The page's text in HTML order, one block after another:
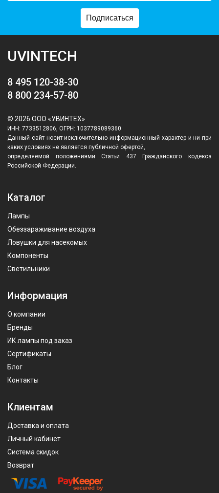
Подписаться
UVINTECH
8 495 120-38-30
8 800 234-57-80
© 2026 ООО «УВИНТЕХ»
ИНН: 7733512806, ОГРН: 1037789089360
Данный сайт носит исключительно информационный характер и ни при
каких условиях не является публичной офертой,
определяемой положениями Статьи 437 Гражданского кодекса
Российской Федерации.
Каталог
Лампы
Обеззараживание воздуха
Ловушки для насекомых
Компоненты
Светильники
Информация
О компании
Бренды
ИК лампы под заказ
Сертификаты
Блог
Контакты
Клиентам
Доставка и оплата
Личный кабинет
Система скидок
Возврат